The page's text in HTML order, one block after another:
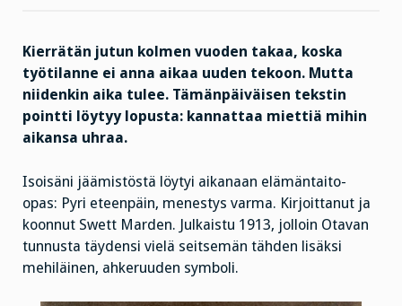
Kierrätän jutun kolmen vuoden takaa, koska
työtilanne ei anna aikaa uuden tekoon. Mutta
niidenkin aika tulee. Tämänpäiväisen tekstin
pointti löytyy lopusta: kannattaa miettiä mihin
aikansa uhraa.
Isoisäni jäämistöstä löytyi aikanaan elämäntaito-
opas: Pyri eteenpäin, menestys varma. Kirjoittanut ja
koonnut Swett Marden. Julkaistu 1913, jolloin Otavan
tunnusta täydensi vielä seitsemän tähden lisäksi
mehiläinen, ahkeruuden symboli.